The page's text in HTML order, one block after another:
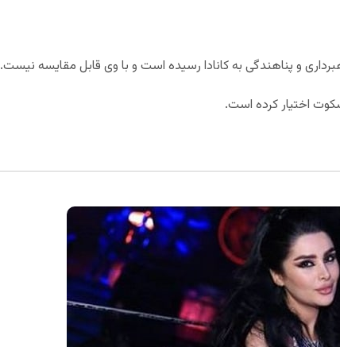
و پناهندگی به کانادا رسیده است و با وی قابل مقایسه نیست.
اختیار کرده است.